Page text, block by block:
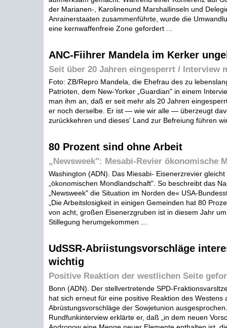
der Marianen-, Karolinenund Marshallinseln und
Anrainerstaaten zusammenführte, wurde die
eine kernwaffenfreie Zone gefordert ...
ANC-Fiihrer Mandela im Kerker
Seit über 20 Jahren eingesperrt / Interview
Foto: ZB/Repro Mandela, die Ehefrau des zu
Patrioten, dem New-Yorker „Guardian" in einem
man ihm an, daß er seit mehr als 20 Jahren
er noch derselbe. Er ist — wie wir alle — überzeugt
zurückkehren und dieses' Land zur Befreiung führen
80 Prozent sind ohne Arbeit
„Newsweek": Mesabi-Revier ökonomische
Washington (ADN). Das Miesabi- Eisenerzrevier gleicht
„ökonomischen Mondlandschaft". So beschreibt das
„Newsweek" die Situation im Norden de« USA-
„Die Arbeitslosigkeit in einigen Gemeinden hat 80
von acht, großen Eisenerzgruben ist in diesem Jahr
Stillegung herumgekommen ...
UdSSR-Abriistungsvorschläge
wichtig
Positive Reaktion der westlichen Seite
Bonn (ADN). Der stellvertretende SPD-
hat sich erneut für eine positive Reaktion des Westens
Abrüstungsvorschläge der Sowjetunion
Rundfunkinterview erklärte er, daß „in dem neuen